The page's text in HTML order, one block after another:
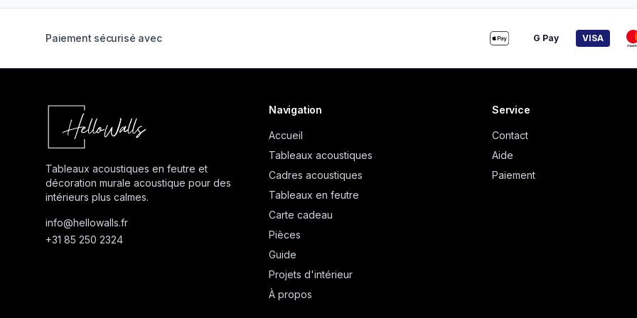
Paiement sécurisé avec G Pay VISA
Tableaux acoustiques en feutre et
décoration murale acoustique pour des
intérieurs plus calmes.
info@hellowalls.fr
+31 85 250 2324
Navigation
Accueil
Tableaux acoustiques
Cadres acoustiques
Tableaux en feutre
Carte cadeau
Pièces
Guide
Projets d'intérieur
À propos
Service
Contact
Aide
Paiement